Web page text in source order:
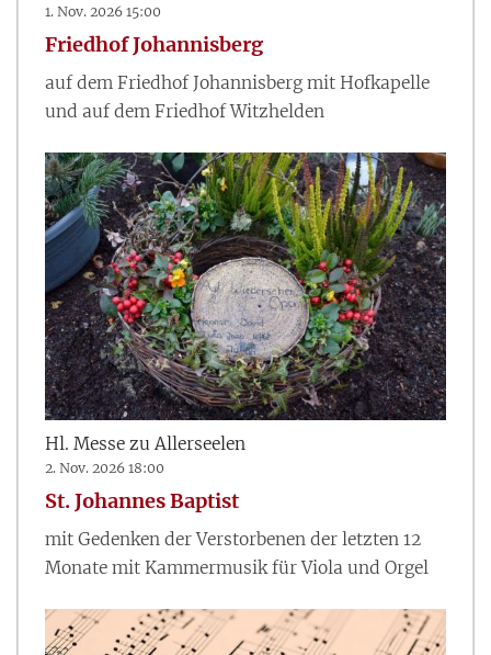
1. Nov. 2026 15:00
Friedhof Johannisberg
auf dem Friedhof Johannisberg mit Hofkapelle
und auf dem Friedhof Witzhelden
Hl. Messe zu Allerseelen
2. Nov. 2026 18:00
St. Johannes Baptist
mit Gedenken der Verstorbenen der letzten 12
Monate mit Kammermusik für Viola und Orgel